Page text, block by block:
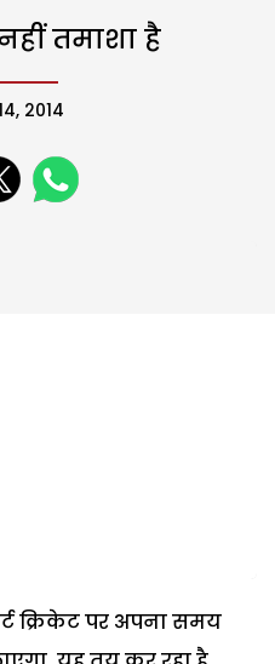
तमाशा है
2014
क्रिकेट पर अपना समय